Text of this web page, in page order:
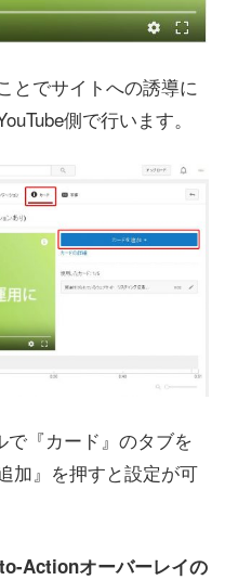
とでサイトへの誘導に
側で行います。
で『カード』のタブを
加』を押すと設定が可
Actionオーバーレイの